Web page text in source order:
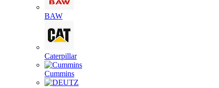
BAW
Caterpillar
Cummins